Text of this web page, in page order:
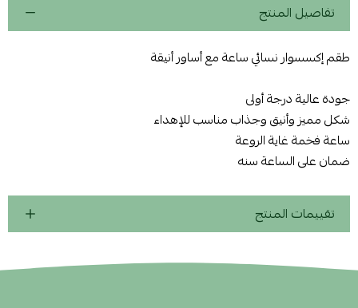
تفاصيل المنتج
طقم إكسسوار نسائي ساعة مع أساور أنيقة
جودة عالية درجة أولى
شكل مميز وأنيق وجذاب مناسب للإهداء
ساعة فخمة غاية الروعة
ضمان على الساعة سنه
تقييمات المنتج